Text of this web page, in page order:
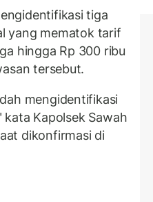
tiga
yang mematok tarif
hingga Rp 300 ribu
tersebut.
mengidentifikasi
kata Kapolsek Sawah
dikonfirmasi di